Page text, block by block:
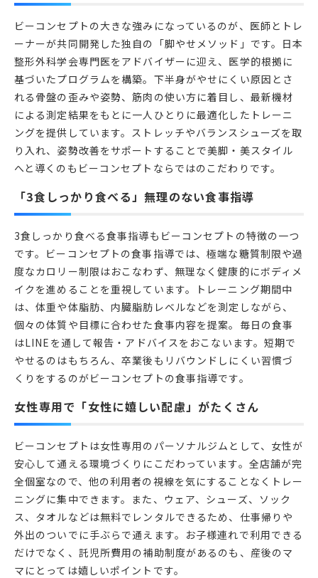
ビーコンセプトの大きな強みになっているのが、医師とトレ
ーナーが共同開発した独自の「脚やせメソッド」です。日本
整形外科学会専門医をアドバイザーに迎え、医学的根拠に
基づいたプログラムを構築。下半身がやせにくい原因とさ
れる骨盤の歪みや姿勢、筋肉の使い方に着目し、最新機材
による測定結果をもとに一人ひとりに最適化したトレーニ
ングを提供しています。ストレッチやバランスシューズを取
り入れ、姿勢改善をサポートすることで美脚・美スタイル
へと導くのもビーコンセプトならではのこだわりです。
「3食しっかり食べる」無理のない食事指導
3食しっかり食べる食事指導もビーコンセプトの特徴の一つ
です。ビーコンセプトの食事指導では、極端な糖質制限や過
度なカロリー制限はおこなわず、無理なく健康的にボディメ
イクを進めることを重視しています。トレーニング期間中
は、体重や体脂肪、内臓脂肪レベルなどを測定しながら、
個々の体質や目標に合わせた食事内容を提案。毎日の食事
はLINEを通して報告・アドバイスをおこないます。短期で
やせるのはもちろん、卒業後もリバウンドしにくい習慣づ
くりをするのがビーコンセプトの食事指導です。
女性専用で「女性に嬉しい配慮」がたくさん
ビーコンセプトは女性専用のパーソナルジムとして、女性が
安心して通える環境づくりにこだわっています。全店舗が完
全個室なので、他の利用者の視線を気にすることなくトレー
ニングに集中できます。また、ウェア、シューズ、ソック
ス、タオルなどは無料でレンタルできるため、仕事帰りや
外出のついでに手ぶらで通えます。お子様連れで利用できる
だけでなく、託児所費用の補助制度があるのも、産後のマ
マにとっては嬉しいポイントです。